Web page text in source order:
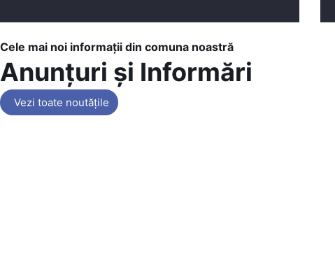
Cele mai noi informații din comuna noastră
Anunțuri și Informări
Vezi toate noutățile